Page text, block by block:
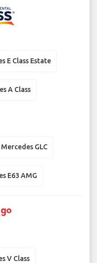
E Class Estate
A Class
Mercedes GLC
E63 AMG
V Class